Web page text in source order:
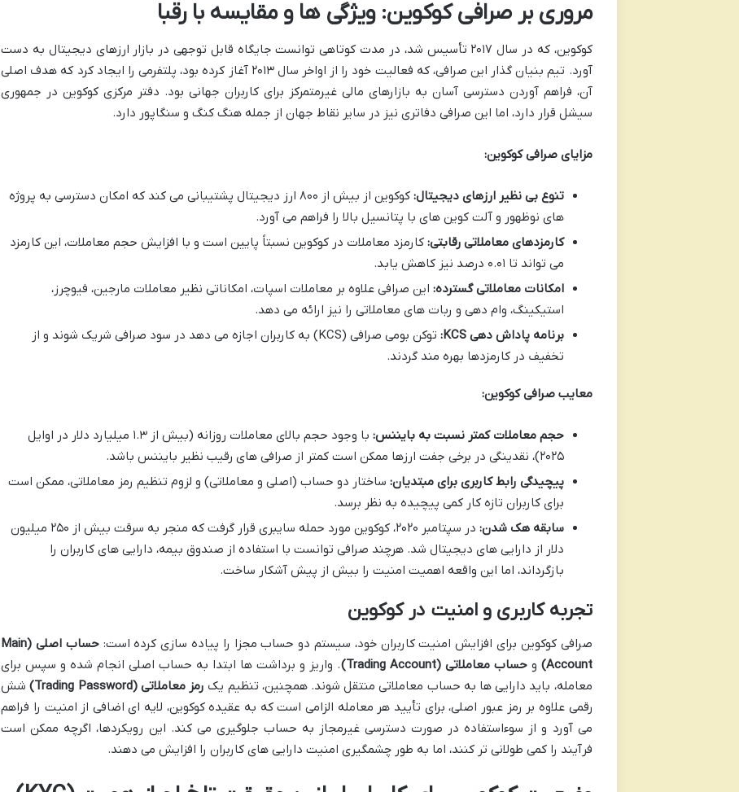
مروری بر صرافی کوکوین: ویژگی ها و مقایسه با رقبا
کوکوین، که در سال ۲۰۱۷ تأسیس شد، در مدت کوتاهی توانست جایگاه قابل توجهی در بازار ارزهای دیجیتال به دست
آورد. تیم بنیان گذار این صرافی، که فعالیت خود را از اواخر سال ۲۰۱۳ آغاز کرده بود، پلتفرمی را ایجاد کرد که هدف اصلی
آن، فراهم آوردن دسترسی آسان به بازارهای مالی غیرمتمرکز برای کاربران جهانی بود. دفتر مرکزی کوکوین در جمهوری
سیشل قرار دارد، اما این صرافی دفاتری نیز در سایر نقاط جهان از جمله هنگ کنگ و سنگاپور دارد.
مزایای صرافی کوکوین:
تنوع بی نظیر ارزهای دیجیتال:
کوکوین از بیش از ۸۰۰ ارز دیجیتال پشتیبانی می کند که امکان دسترسی به پروژه
های نوظهور و آلت کوین های با پتانسیل بالا را فراهم می آورد.
کارمزدهای معاملاتی رقابتی: کارمزد معاملات در کوکوین نسبتاً پایین است و با افزایش حجم معاملات، این کارمزد
می تواند تا ۰.۰۱ درصد نیز کاهش یابد.
امکانات معاملاتی گسترده: این صرافی علاوه بر معاملات اسپات، امکاناتی نظیر معاملات مارجین، فیوچرز،
استیکینگ، وام دهی و ربات های معاملاتی را نیز ارائه می دهد.
برنامه پاداش دهی KCS:
توکن بومی صرافی (KCS) به کاربران اجازه می دهد در سود صرافی شریک شوند و از
تخفیف در کارمزدها بهره مند گردند.
معایب صرافی کوکوین:
حجم معاملات کمتر نسبت به بایننس:
با وجود حجم بالای معاملات روزانه (بیش از ۱.۳ میلیارد دلار در اوایل
۲۰۲۵)، نقدینگی در برخی جفت ارزها ممکن است کمتر از صرافی های رقیب نظیر بایننس باشد.
پیچیدگی رابط کاربری برای مبتدیان: ساختار دو حساب (اصلی و معاملاتی) و لزوم تنظیم رمز معاملاتی، ممکن است
برای کاربران تازه کار کمی پیچیده به نظر برسد.
سابقه هک شدن:
در سپتامبر ۲۰۲۰، کوکوین مورد حمله سایبری قرار گرفت که منجر به سرقت بیش از ۲۵۰ میلیون
دلار از دارایی های دیجیتال شد. هرچند صرافی توانست با استفاده از صندوق بیمه، دارایی های کاربران را
بازگرداند، اما این واقعه اهمیت امنیت را بیش از پیش آشکار ساخت.
تجربه کاربری و امنیت در کوکوین
صرافی کوکوین برای افزایش امنیت کاربران خود، سیستم دو حساب مجزا را پیاده سازی کرده است:
حساب اصلی (Main
Account) وحساب معاملاتی (Trading Account)
. واریز و برداشت ها ابتدا به حساب اصلی انجام شده و سپس برای
معامله، باید دارایی ها به حساب معاملاتی منتقل شوند. همچنین، تنظیم یک رمز معاملاتی (Trading Password)
شش
رقمی علاوه بر رمز عبور اصلی، برای تأیید هر معامله الزامی است که به عقیده کوکوین، لایه ای اضافی از امنیت را فراهم
می آورد و از سوءاستفاده در صورت دسترسی غیرمجاز به حساب جلوگیری می کند. این رویکردها، اگرچه ممکن است
فرآیند را کمی طولانی تر کنند، اما به طور چشمگیری امنیت دارایی های کاربران را افزایش می دهند.